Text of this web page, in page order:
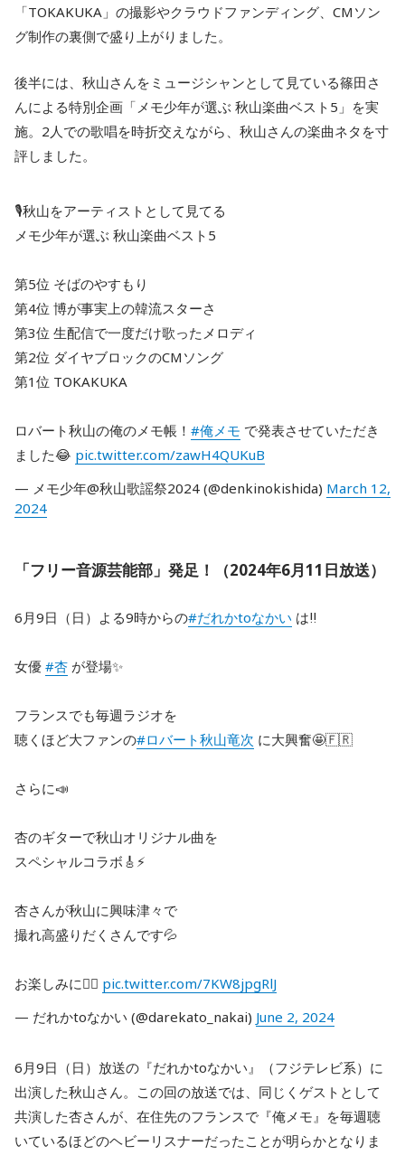
「TOKAKUKA」の撮影やクラウドファンディング、CMソン
グ制作の裏側で盛り上がりました。
後半には、秋山さんをミュージシャンとして見ている篠田さ
んによる特別企画「メモ少年が選ぶ 秋山楽曲ベスト5」を実
施。2人での歌唱を時折交えながら、秋山さんの楽曲ネタを寸
評しました。
🎙️秋山をアーティストとして見てる
メモ少年が選ぶ 秋山楽曲ベスト5
第5位 そばのやすもり
第4位 博が事実上の韓流スターさ
第3位 生配信で一度だけ歌ったメロディ
第2位 ダイヤブロックのCMソング
第1位 TOKAKUKA
ロバート秋山の俺のメモ帳！ #俺メモ で発表させていただき
ました😂 pic.twitter.com/zawH4QUKuB
— メモ少年@秋山歌謡祭2024 (@denkinokishida) March 12,
2024
「フリー音源芸能部」発足！（2024年6月11日放送）
6月9日（日）よる9時からの#だれかtoなかい は‼️
女優 #杏 が登場✨️
フランスでも毎週ラジオを
聴くほど大ファンの#ロバート秋山竜次 に大興奮🤩🇫🇷
さらに📣
杏のギターで秋山オリジナル曲を
スペシャルコラボ🎸⚡️
杏さんが秋山に興味津々で
撮れ高盛りだくさんです💦
お楽しみに❤️‍🔥 pic.twitter.com/7KW8jpgRlJ
— だれかtoなかい (@darekato_nakai) June 2, 2024
6月9日（日）放送の『だれかtoなかい』（フジテレビ系）に
出演した秋山さん。この回の放送では、同じくゲストとして
共演した杏さんが、在住先のフランスで『俺メモ』を毎週聴
いているほどのヘビーリスナーだったことが明らかとなりま